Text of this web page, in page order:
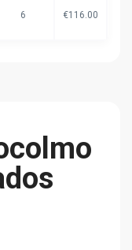
6 €116.00